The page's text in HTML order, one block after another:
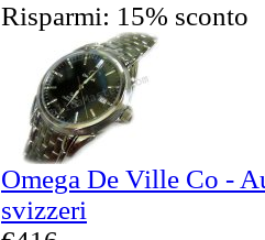
Risparmi: 15% sconto
Omega De Ville Co -
svizzeri